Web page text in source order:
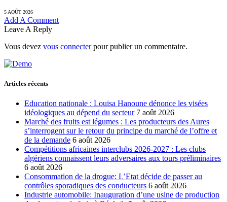
5 AOÛT 2026
Add A Comment
Leave A Reply
Vous devez vous connecterpour publier un commentaire.
Articles récents
Education nationale : Louisa Hanoune dénonce les visées
idéologiques au dépend du secteur 7 août 2026
Marché des fruits est légumes : Les producteurs des Aures
s’interrogent sur le retour du principe du marché de l’offre et
de la demande 6 août 2026
Compétitions africaines interclubs 2026-2027 : Les clubs
algériens connaissent leurs adversaires aux tours préliminaires
6 août 2026
Consommation de la drogue: L’Etat décide de passer au
contrôles sporadiques des conducteurs 6 août 2026
Industrie automobile: Inauguration d’une usine de production